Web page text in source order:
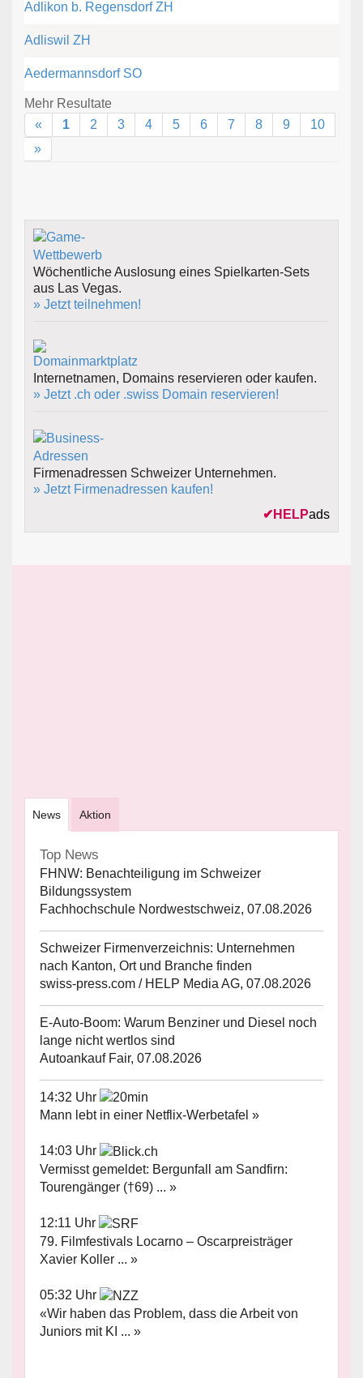
Adlikon b. Regensdorf ZH
Adliswil ZH
Aedermannsdorf SO
Mehr Resultate
«
1 2 3 4 5 6 7 8 9
10
»
Wöchentliche Auslosung eines Spielkarten-Sets
aus Las Vegas.
» Jetzt teilnehmen!
Internetnamen, Domains reservieren oder kaufen.
» Jetzt .ch oder .swiss Domain reservieren!
Firmenadressen Schweizer Unternehmen.
» Jetzt Firmenadressen kaufen!
✔ HELPads
News Aktion
Top News
FHNW: Benachteiligung im Schweizer
Bildungssystem
Fachhochschule Nordwestschweiz, 07.08.2026
Schweizer Firmenverzeichnis: Unternehmen
nach Kanton, Ort und Branche finden
swiss-press.com / HELP Media AG, 07.08.2026
E-Auto-Boom: Warum Benziner und Diesel noch
lange nicht wertlos sind
Autoankauf Fair, 07.08.2026
14:32 Uhr
Mann lebt in einer Netflix-Werbetafel »
14:03 Uhr
Vermisst gemeldet: Bergunfall am Sandfirn:
Tourengänger (†69) ... »
12:11 Uhr
79. Filmfestivals Locarno – Oscarpreisträger
Xavier Koller ... »
05:32 Uhr
«Wir haben das Problem, dass die Arbeit von
Juniors mit KI ... »